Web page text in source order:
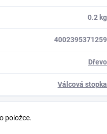
0.2 kg
4002395371259
Dřevo
Válcová stopka
položce.